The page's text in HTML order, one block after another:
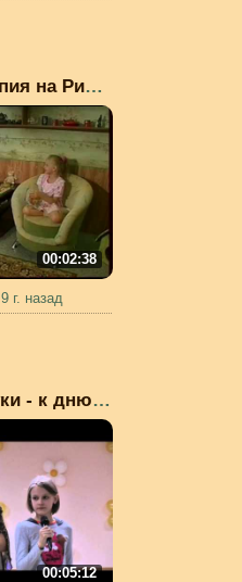
Сказкотерапия на Рифее ...
00:02:38
9 г. назад
Мамины руки - к дню мат...
00:05:12